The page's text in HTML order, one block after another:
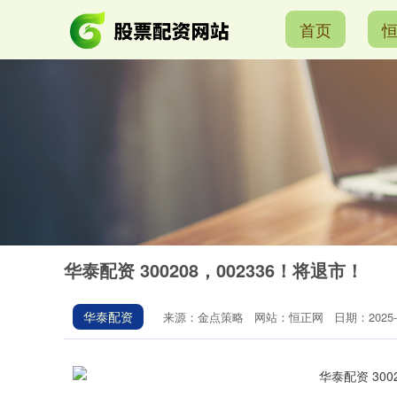
首页
华泰配资 300208，002336！将退市！
华泰配资 来源：金点策略 网站：恒正网 日期：